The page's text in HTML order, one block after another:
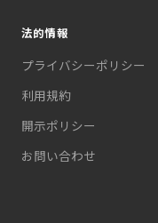
法的情報
プライバシーポリシー
利用規約
開示ポリシー
お問い合わせ